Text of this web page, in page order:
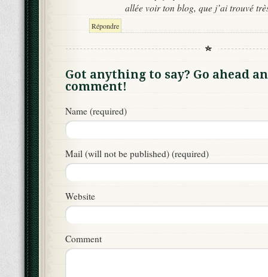
allée voir ton blog, que j’ai trouvé
Répondre
Got anything to say? Go ahead
comment!
Name (required)
Mail (will not be published) (required)
Website
Comment